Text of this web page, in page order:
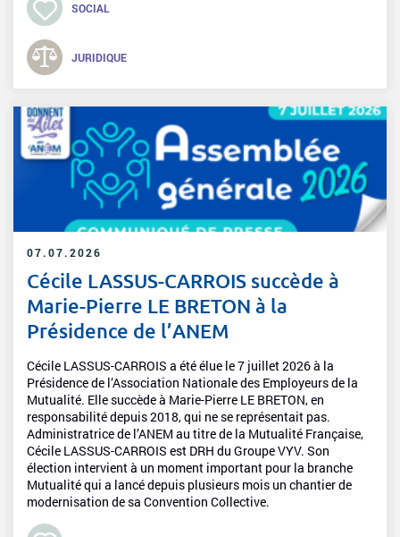
SOCIAL
JURIDIQUE
07.07.2026
Cécile LASSUS-CARROIS succède à
Marie-Pierre LE BRETON à la
Présidence de l’ANEM
Cécile LASSUS-CARROIS a été élue le 7 juillet 2026 à la
Présidence de l’Association Nationale des Employeurs de la
Mutualité. Elle succède à Marie-Pierre LE BRETON, en
responsabilité depuis 2018, qui ne se représentait pas.
Administratrice de l’ANEM au titre de la Mutualité Française,
Cécile LASSUS-CARROIS est DRH du Groupe VYV. Son
élection intervient à un moment important pour la branche
Mutualité qui a lancé depuis plusieurs mois un chantier de
modernisation de sa Convention Collective.